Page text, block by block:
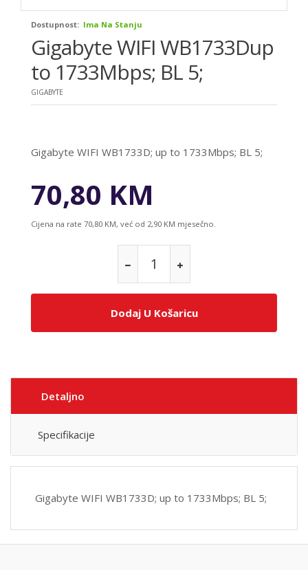
Dostupnost: Ima Na Stanju
Gigabyte WIFI WB1733Dup
to 1733Mbps; BL 5;
GIGABYTE
Gigabyte WIFI WB1733D; up to 1733Mbps; BL 5;
70,80 KM
Cijena na rate 70,80 KM, već od 2,90 KM mjesečno.
Dodaj U Košaricu
Detaljno
Specifikacije
Gigabyte WIFI WB1733D; up to 1733Mbps; BL 5;